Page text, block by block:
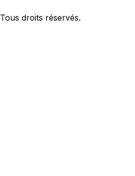
Tous droits réservés.